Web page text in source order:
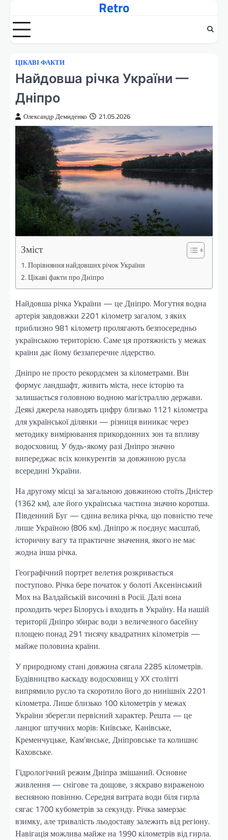
вмісту
Retro
ЦІКАВІ ФАКТИ
Найдовша річка України —
Дніпро
Олександр Демиденко 21.05.2026
Зміст
Порівняння найдовших річок України
Цікаві факти про Дніпро
Найдовша річка України — це Дніпро. Могутня водна
артерія завдовжки 2201 кілометр загалом, з яких
приблизно 981 кілометр пролягають безпосередньо
українською територією. Саме ця протяжність у межах
країни дає йому беззаперечне лідерство.
Дніпро не просто рекордсмен за кілометрами. Він
формує ландшафт, живить міста, несе історію та
залишається головною водною магістраллю держави.
Деякі джерела наводять цифру близько 1121 кілометра
для української ділянки — різниця виникає через
методику вимірювання прикордонних зон та впливу
водосховищ. У будь-якому разі Дніпро значно
випереджає всіх конкурентів за довжиною русла
всередині України.
На другому місці за загальною довжиною стоїть Дністер
(1362 км), але його українська частина значно коротша.
Південний Буг — єдина велика річка, що повністю тече
лише Україною (806 км). Дніпро ж поєднує масштаб,
історичну вагу та практичне значення, якого не має
жодна інша річка.
Географічний портрет велетня розкривається
поступово. Річка бере початок у болоті Аксенінський
Мох на Валдайській височині в Росії. Далі вона
проходить через Білорусь і входить в Україну. На нашій
території Дніпро збирає води з величезного басейну
площею понад 291 тисячу квадратних кілометрів —
майже половина країни.
У природному стані довжина сягала 2285 кілометрів.
Будівництво каскаду водосховищ у XX столітті
випрямило русло та скоротило його до нинішніх 2201
кілометра. Лише близько 100 кілометрів у межах
України зберегли первісний характер. Решта — це
ланцюг штучних морів: Київське, Канівське,
Кременчуцьке, Кам’янське, Дніпровське та колишнє
Каховське.
Гідрологічний режим Дніпра змішаний. Основне
живлення — снігове та дощове, з яскраво вираженою
весняною повінню. Середня витрата води біля гирла
сягає 1700 кубометрів за секунду. Річка замерзає
взимку, але тривалість льодоставу залежить від регіону.
Навігація можлива майже на 1990 кілометрів від гирла.